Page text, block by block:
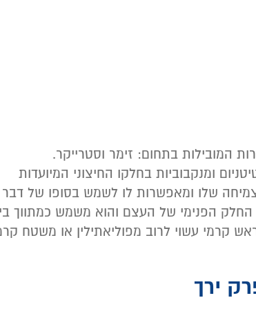
המובילות בתחום: זימר וסטרייקר.
ומנקבוביות בחלקו החיצוני המיועדות
שלו ומאפשרות לו לשמש בסופו של דבר
הפנימי של העצם והוא משמש כמתווך
עשוי לרוב מפוליאתילין או משטח
ירך